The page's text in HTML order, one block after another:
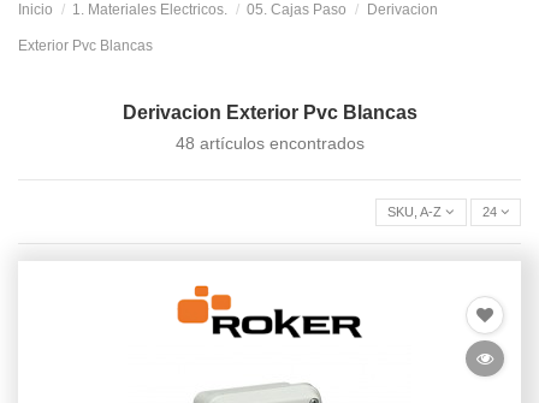
Inicio 1. Materiales Electricos. 05. Cajas Paso Derivacion
Exterior Pvc Blancas
Derivacion Exterior Pvc Blancas
48 artículos encontrados
SKU, A-Z